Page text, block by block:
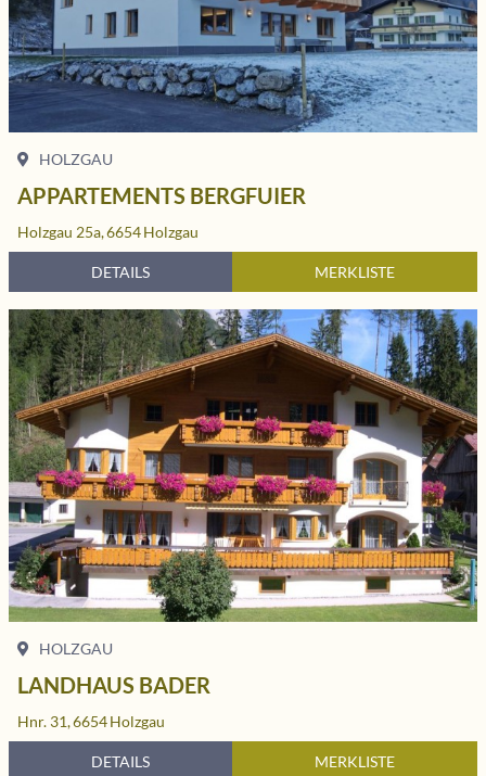
HOLZGAU
APPARTEMENTS BERGFUIER
Holzgau 25a,6654Holzgau
DETAILS MERKLISTE
HOLZGAU
LANDHAUS BADER
Hnr. 31,6654Holzgau
DETAILS MERKLISTE